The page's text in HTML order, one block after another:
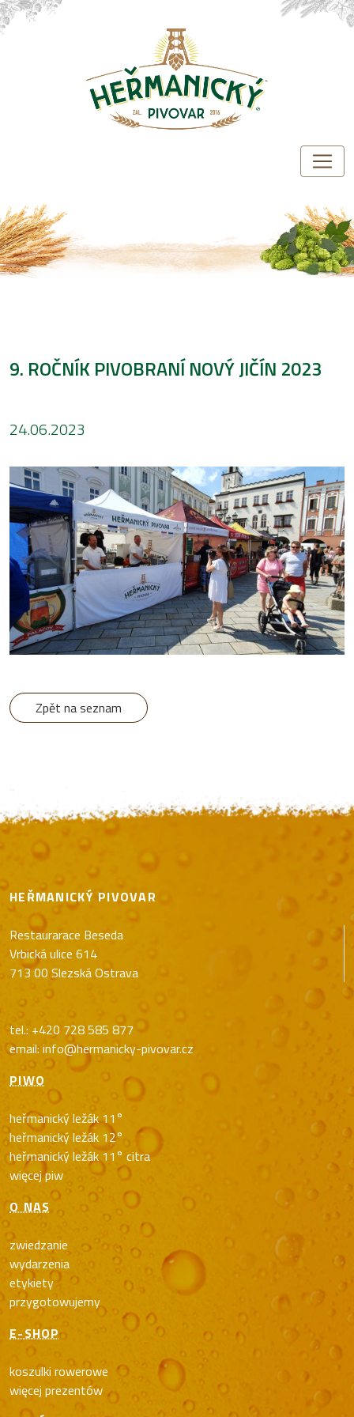
9. ROČNÍK PIVOBRANÍ NOVÝ JIČÍN 2023
24.06.2023
HEŘMANICKÝ PIVOVAR
Restaurarace Beseda
Vrbická ulice 614
713 00 Slezská Ostrava
tel.: +420 728 585 877
email: info@hermanicky-pivovar.cz
PIWO
heřmanický ležák 11°
heřmanický ležák 12°
heřmanický ležák 11° citra
więcej piw
O NAS
zwiedzanie
wydarzenia
etykiety
przygotowujemy
E-SHOP
koszulki rowerowe
więcej prezentów